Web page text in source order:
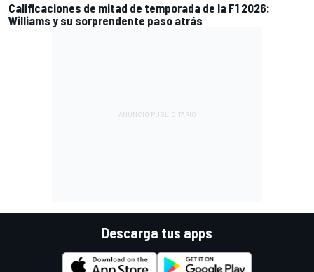
Calificaciones de mitad de temporada de la F1 2026:
Williams y su sorprendente paso atrás
Descarga tus apps